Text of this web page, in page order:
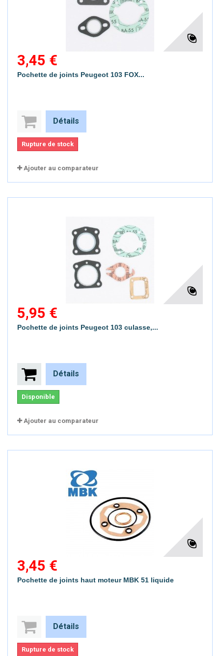
3,45 €
Pochette de joints Peugeot 103 FOX...
Détails
Rupture de stock
Ajouter au comparateur
5,95 €
Pochette de joints Peugeot 103 culasse,...
Détails
Disponible
Ajouter au comparateur
3,45 €
Pochette de joints haut moteur MBK 51 liquide
Détails
Rupture de stock